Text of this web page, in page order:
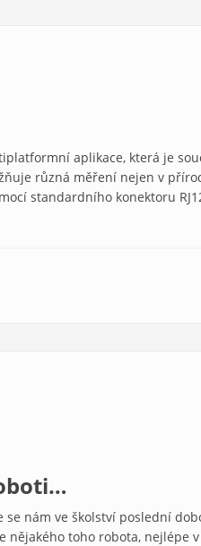
aplikace, která je
různá měření nejen v
standardního konektoru
se nám ve školství poslední
toho robota, nejlépe